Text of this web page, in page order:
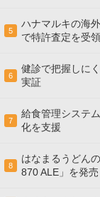
5
ハナマルキの海
で特許査定を受領
6
健診で把握しに
実証
7
給食管理システ
化を支援
8
はなまるうどん
870 ALE」を発売